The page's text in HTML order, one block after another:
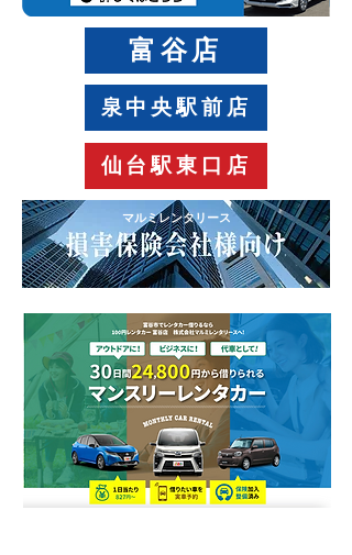
富谷店
泉中央駅前店
仙台駅東口店
​マルミレンタリース